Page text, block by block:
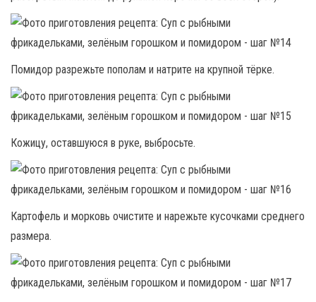
Помидор разрежьте пополам и натрите на крупной тёрке.
Кожицу, оставшуюся в руке, выбросьте.
Картофель и морковь очистите и нарежьте кусочками среднего
размера.